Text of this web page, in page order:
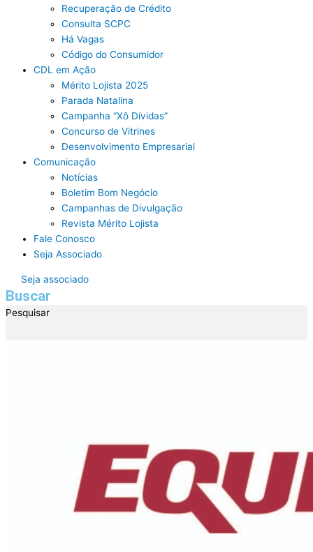
Recuperação de Crédito
Consulta SCPC
Há Vagas
Código do Consumidor
CDL em Ação
Mérito Lojista 2025
Parada Natalina
Campanha “Xô Dívidas”
Concurso de Vitrines
Desenvolvimento Empresarial
Comunicação
Notícias
Boletim Bom Negócio
Campanhas de Divulgação
Revista Mérito Lojista
Fale Conosco
Seja Associado
Seja associado
Buscar
Pesquisar